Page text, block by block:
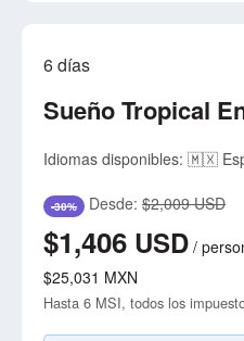
6 días
Sueño Tropical
Idiomas disponibles: 🇲🇽
-30% Desde: $2,009 USD
$1,406 USD /
$25,031 MXN
Hasta 6 MSI, todos los